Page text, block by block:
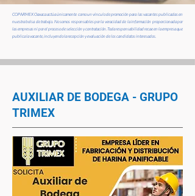
COPARMEX Oaxaca actúa únicamente como un vínculo de promoción para las vacantes publicadas en
nuestra bolsa de trabajo. No somos responsables por la veracidad de la información proporcionada por
las empresas ni por el proceso de selección y contratación. Toda responsabilidad recae en la empresa que
publica la vacante, incluyendo la recepción y evaluación de los candidatos interesados.
AUXILIAR DE BODEGA - GRUPO
TRIMEX